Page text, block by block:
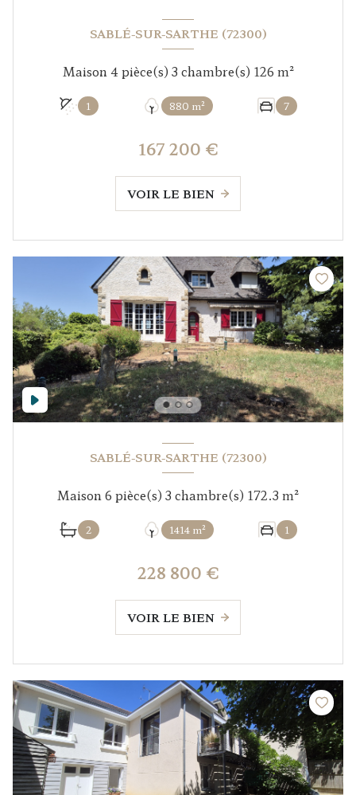
SABLÉ-SUR-SARTHE (72300)
Maison 4 pièce(s) 3 chambre(s) 126 m²
1 880 m² 7
167 200 €
VOIR LE BIEN
SABLÉ-SUR-SARTHE (72300)
Maison 6 pièce(s) 3 chambre(s) 172.3 m²
2 1414 m² 1
228 800 €
VOIR LE BIEN